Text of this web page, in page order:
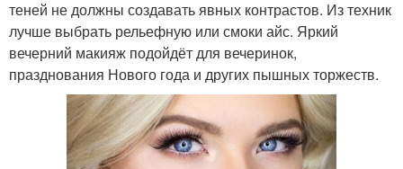
теней не должны создавать явных контрастов. Из техник
лучше выбрать рельефную или смоки айс. Яркий
вечерний макияж подойдёт для вечеринок,
празднования Нового года и других пышных торжеств.